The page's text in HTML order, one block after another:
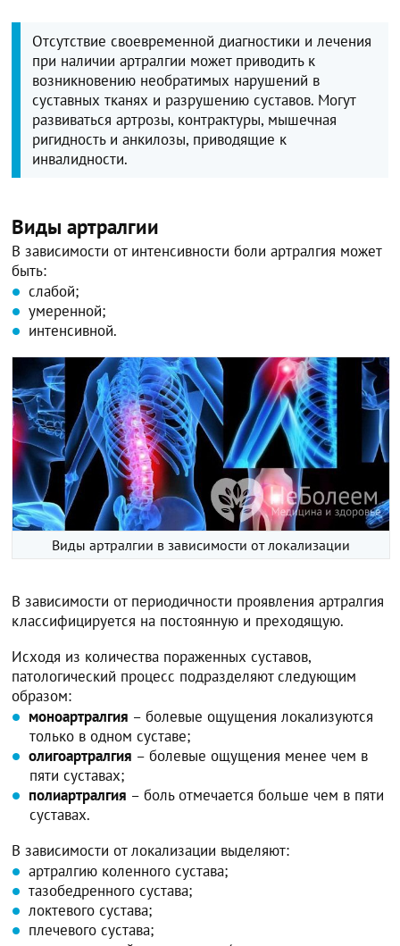
Отсутствие своевременной диагностики и лечения
при наличии артралгии может приводить к
возникновению необратимых нарушений в
суставных тканях и разрушению суставов. Могут
развиваться артрозы, контрактуры, мышечная
ригидность и анкилозы, приводящие к
инвалидности.
Виды артралгии
В зависимости от интенсивности боли артралгия может
быть:
слабой;
умеренной;
интенсивной.
Виды артралгии в зависимости от локализации
В зависимости от периодичности проявления артралгия
классифицируется на постоянную и преходящую.
Исходя из количества пораженных суставов,
патологический процесс подразделяют следующим
образом:
моноартралгия – болевые ощущения локализуются
только в одном суставе;
олигоартралгия – болевые ощущения менее чем в
пяти суставах;
полиартралгия – боль отмечается больше чем в пяти
суставах.
В зависимости от локализации выделяют:
артралгию коленного сустава;
тазобедренного сустава;
локтевого сустава;
плечевого сустава;